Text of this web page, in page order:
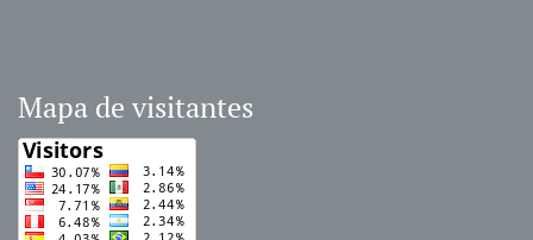
Mapa de visitantes